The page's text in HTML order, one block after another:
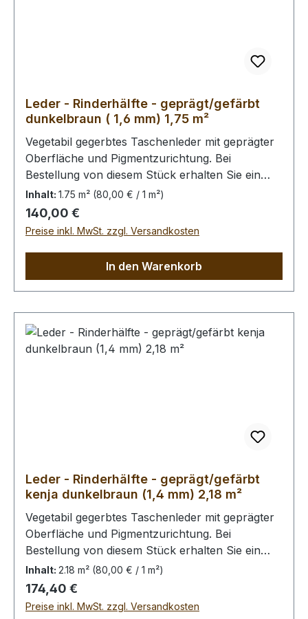
Leder - Rinderhälfte - geprägt/gefärbt
dunkelbraun ( 1,6 mm) 1,75 m²
Vegetabil gegerbtes Taschenleder mit geprägter
Oberfläche und Pigmentzurichtung. Bei
Bestellung von diesem Stück erhalten Sie ein
1,75 m² großes Leder. Das Kernstück ist 130 cm
x 75 cm groß (siehe Foto 2).
Inhalt: 1.75 m² (80,00 € / 1 m²)
Regulärer Preis:
140,00 €
Preise inkl. MwSt. zzgl. Versandkosten
In den Warenkorb
Leder - Rinderhälfte - geprägt/gefärbt
kenja dunkelbraun (1,4 mm) 2,18 m²
Vegetabil gegerbtes Taschenleder mit geprägter
Oberfläche und Pigmentzurichtung. Bei
Bestellung von diesem Stück erhalten Sie ein
2,18 m² großes Leder. Das Kernstück ist 160 cm
x 70 cm groß (siehe Foto 2).
Inhalt: 2.18 m² (80,00 € / 1 m²)
Regulärer Preis:
174,40 €
Preise inkl. MwSt. zzgl. Versandkosten